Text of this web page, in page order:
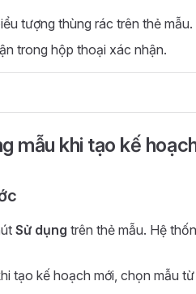
tượng thùng rác trên thẻ mẫu.
trong hộp thoại xác nhận.
mẫu khi tạo kế
Sử dụng trên thẻ mẫu. Hệ
tạo kế hoạch mới, chọn mẫu